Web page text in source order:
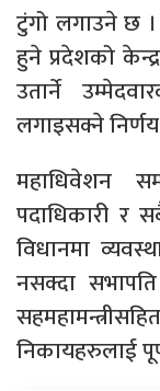
टुंगो लगाउने छ
हुने प्रदेशको
उतार्ने
लगाइसक्ने
महाधिवेशन
पदाधिकारी र
विधानमा
नसक्दा
निकायहरुलाई